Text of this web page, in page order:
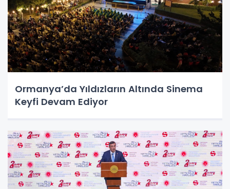
Ormanya’da Yıldızların Altında Sinema
Keyfi Devam Ediyor